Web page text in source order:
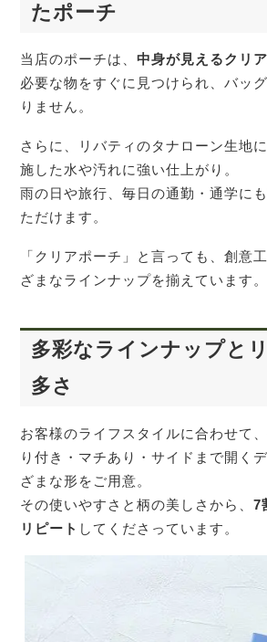
たポーチ
当店のポーチは、中身が見えるクリ
必要な物をすぐに見つけられ、バッ
りません。
さらに、リバティのタナローン生地に
施した水や汚れに強い仕上がり。
雨の日や旅行、毎日の通勤・通学に
ただけます。
「クリアポーチ」と言っても、創意
ざまなラインナップを揃えています。
多彩なラインナップと
多さ
お客様のライフスタイルに合わせて
り付き・マチあり・サイドまで開く
ざまな形をご用意。
その使いやすさと柄の美しさから、7
リピート してくださっています。